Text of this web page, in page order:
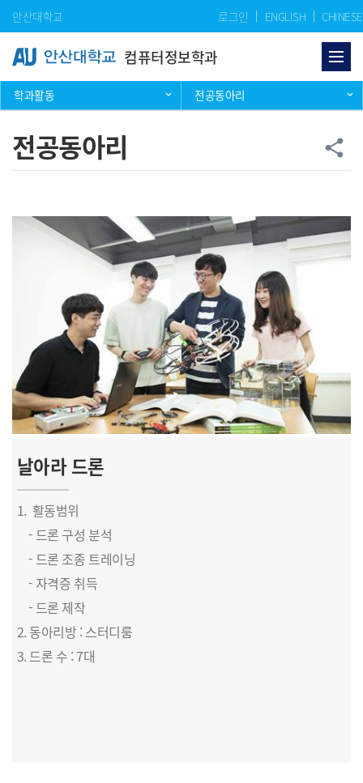
Skip Menu
안산대학교 로그인 ENGLISH CHINESE
컴퓨터정보학과
학과활동 전공동아리
전공동아리 공
share
날아라 드론
1. 활동범위
- 드론 구성 분석
- 드론 조종 트레이닝
- 자격증 취득
- 드론 제작
2. 동아리방 : 스터디룸
3. 드론 수 : 7대